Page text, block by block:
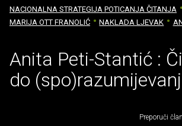
NACIONALNA STRATEGIJA POTICANJA ČITANJA
MARIJA OTT FRANOLIĆ
NAKLADA LJEVAK
Anita Peti-Stantić :
do
Preporuči